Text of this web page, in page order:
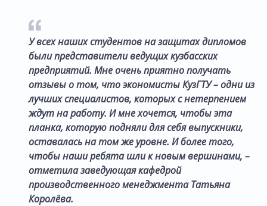
У всех наших студентов на защитах дипломов
были представители ведущих кузбасских
предприятий. Мне очень приятно получать
отзывы о том, что экономисты КузГТУ – одни из
лучших специалистов, которых с нетерпением
ждут на работу. И мне хочется, чтобы эта
планка, которую подняли для себя выпускники,
оставалась на том же уровне. И более того,
чтобы наши ребята шли к новым вершинами, –
отметила заведующая кафедрой
производственного менеджмента Татьяна
Королёва.